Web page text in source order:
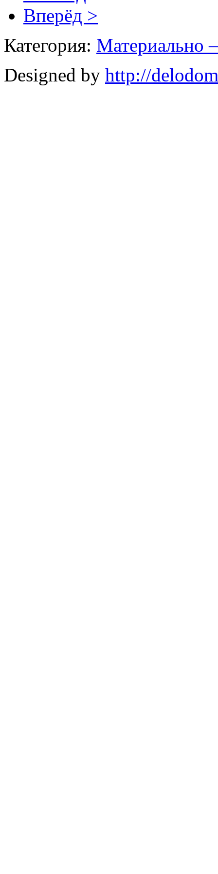
Вперёд >
Категория: Материально
Designed by http://